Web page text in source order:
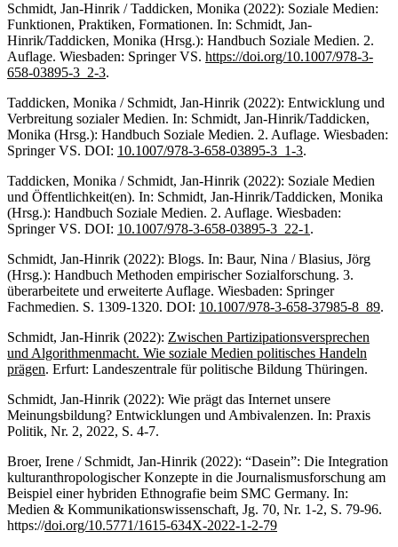
Schmidt, Jan-Hinrik / Taddicken, Monika (2022): Soziale Medien:
Funktionen, Praktiken, Formationen. In: Schmidt, Jan-
Hinrik/Taddicken, Monika (Hrsg.): Handbuch Soziale Medien. 2.
Auflage. Wiesbaden: Springer VS. https://doi.org/10.1007/978-3-
658-03895-3_2-3.
Taddicken, Monika / Schmidt, Jan-Hinrik (2022): Entwicklung und
Verbreitung sozialer Medien. In: Schmidt, Jan-Hinrik/Taddicken,
Monika (Hrsg.): Handbuch Soziale Medien. 2. Auflage. Wiesbaden:
Springer VS. DOI: 10.1007/978-3-658-03895-3_1-3.
Taddicken, Monika / Schmidt, Jan-Hinrik (2022): Soziale Medien
und Öffentlichkeit(en). In: Schmidt, Jan-Hinrik/Taddicken, Monika
(Hrsg.): Handbuch Soziale Medien. 2. Auflage. Wiesbaden:
Springer VS. DOI: 10.1007/978-3-658-03895-3_22-1 .
Schmidt, Jan-Hinrik (2022): Blogs. In: Baur, Nina / Blasius, Jörg
(Hrsg.): Handbuch Methoden empirischer Sozialforschung. 3.
überarbeitete und erweiterte Auflage. Wiesbaden: Springer
Fachmedien. S. 1309-1320. DOI: 10.1007/978-3-658-37985-8_89.
Schmidt, Jan-Hinrik (2022): Zwischen Partizipationsversprechen
und Algorithmenmacht. Wie soziale Medien politisches Handeln
prägen. Erfurt: Landeszentrale für politische Bildung Thüringen.
Schmidt, Jan-Hinrik (2022): Wie prägt das Internet unsere
Meinungsbildung? Entwicklungen und Ambivalenzen. In: Praxis
Politik, Nr. 2, 2022, S. 4-7.
Broer, Irene / Schmidt, Jan-Hinrik (2022): “Dasein”: Die Integration
kulturanthropologischer Konzepte in die Journalismusforschung am
Beispiel einer hybriden Ethnografie beim SMC Germany. In:
Medien & Kommunikationswissenschaft, Jg. 70, Nr. 1-2, S. 79-96.
https://doi.org/10.5771/1615-634X-2022-1-2-79